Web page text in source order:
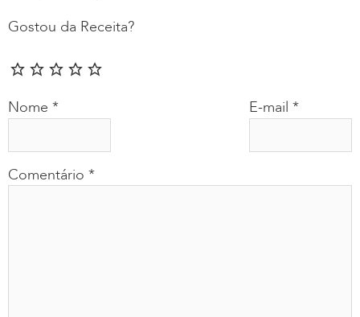
Gostou da Receita?
Comentário *
Nome * E-mail *